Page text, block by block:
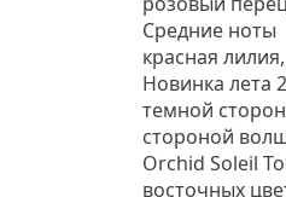
Средние ноты
красная
Новинка лета
темной
стороной
Orchid Soleil
восточных